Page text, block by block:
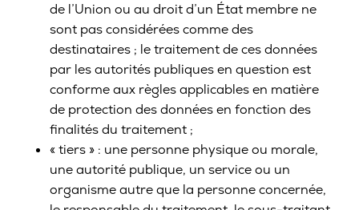
de l’Union ou au droit d’un État membre ne
sont pas considérées comme des
destinataires ; le traitement de ces données
par les autorités publiques en question est
conforme aux règles applicables en matière
de protection des données en fonction des
finalités du traitement ;
« tiers » : une personne physique ou morale,
une autorité publique, un service ou un
organisme autre que la personne concernée,